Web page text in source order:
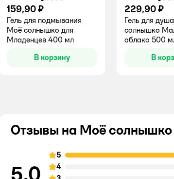
159,90 ₽
Гель для подмывания
Моё солнышко для
Младенцев 400 мл
В корзину
229,90 ₽
Гель для
солнышко
облако 500
В
Отзывы на Моё солнышко
5,0
5
4